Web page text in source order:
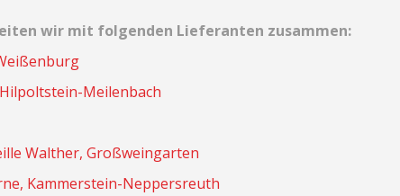
wir mit folgenden Lieferanten zusammen:
Meilenbach
Walther, Großweingarten
Kammerstein-Neppersreuth